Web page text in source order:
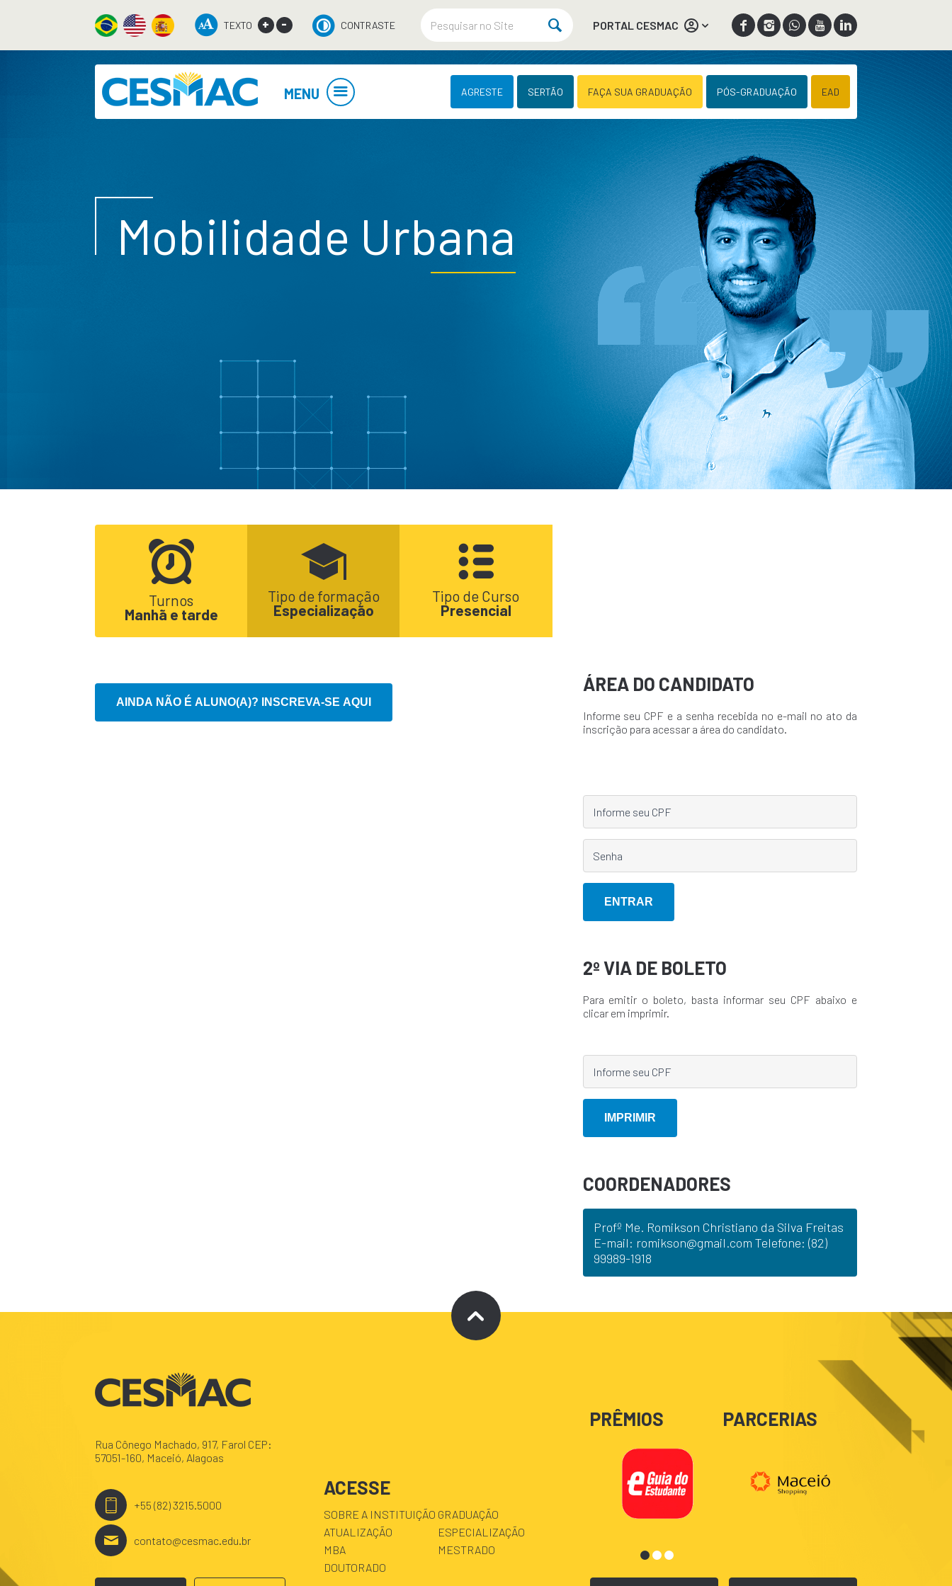
TEXTO + - CONTRASTE PORTAL CESMAC
MENU AGRESTE SERTÃO FAÇA SUA GRADUAÇÃO PÓS-GRADUAÇÃO EAD
Mobilidade Urbana
Turnos
Manhã e tarde
Tipo de formação
Especialização
Tipo de Curso
Presencial
ÁREA DO CANDIDATO
Informe seu CPF e a senha recebida no e-mail no ato da
inscrição para acessar a área do candidato.
2º VIA DE BOLETO
Para emitir o boleto, basta informar seu CPF abaixo e
clicar em imprimir.
COORDENADORES
Profº Me. Romikson Christiano da Silva Freitas
E-mail: romikson@gmail.com Telefone: (82)
99989-1918
Rua Cônego Machado, 917, Farol CEP:
57051-160, Maceió, Alagoas
+55 (82) 3215.5000
contato@cesmac.edu.br
ACESSE
SOBRE A INSTITUIÇÃO GRADUAÇÃO
ATUALIZAÇÃO
ESPECIALIZAÇÃO
MBA
MESTRADO
DOUTORADO
PRÊMIOS PARCERIAS